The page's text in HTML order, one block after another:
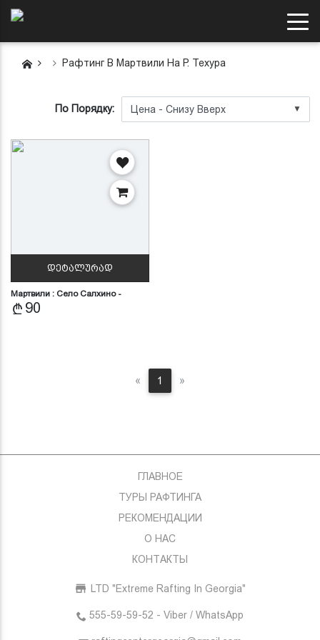
Рафтинг В Мартвили На Р. Техура
По Порядку: ▼
ᲓᲔᲢᲐᲚᲣᲠᲐᲓ
Мартвили : Село Салхино -
Село…
90
« Previous
1 »
ГЛАВНОЕ
ТУРЫ РАФТИНГА
РЕКОМЕНДАЦИИ
О НАС
КОНТАКТЫ
LTD "Extreme Rafting In Georgia"
555-59-59-52 - Viber / WhatsApp